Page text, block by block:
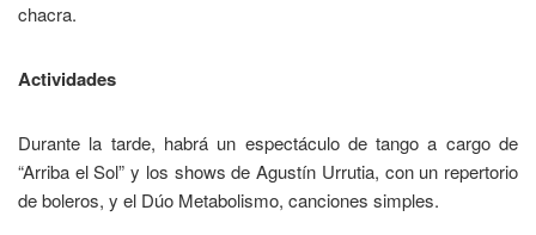
chacra.
Actividades
Durante la tarde, habrá un espectáculo de tango a cargo de
“Arriba el Sol” y los shows de Agustín Urrutia, con un repertorio
de boleros, y el Dúo Metabolismo, canciones simples.